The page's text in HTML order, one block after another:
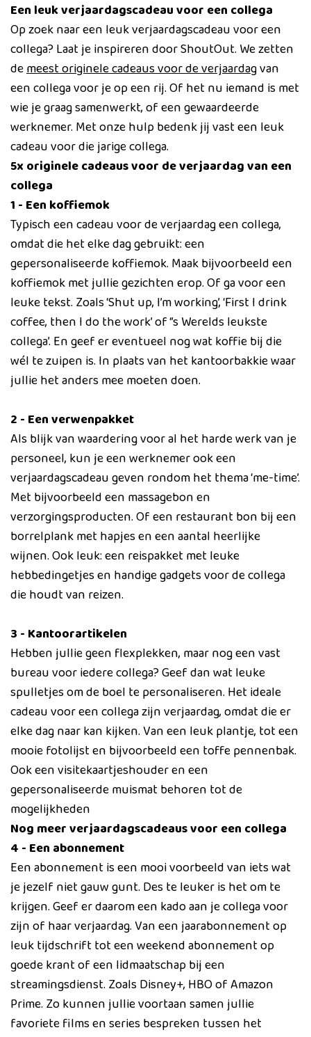
Een leuk verjaardagscadeau voor een collega
Op zoek naar een leuk verjaardagscadeau voor een
collega? Laat je inspireren door ShoutOut. We zetten
demeest originele cadeaus voor de verjaardagvan
een collega voor je op een rij. Of het nu iemand is met
wie je graag samenwerkt, of een gewaardeerde
werknemer. Met onze hulp bedenk jij vast een leuk
cadeau voor die jarige collega.
5x originele cadeaus voor de verjaardag van een
collega
1 - Een koffiemok
Typisch een cadeau voor de verjaardag een collega,
omdat die het elke dag gebruikt: een
gepersonaliseerde koffiemok. Maak bijvoorbeeld een
koffiemok met jullie gezichten erop. Of ga voor een
leuke tekst. Zoals ‘Shut up, I’m working’, ‘First I drink
coffee, then I do the work’ of ‘’s Werelds leukste
collega’. En geef er eventueel nog wat koffie bij die
wél te zuipen is. In plaats van het kantoorbakkie waar
jullie het anders mee moeten doen.
2 - Een verwenpakket
Als blijk van waardering voor al het harde werk van je
personeel, kun je een werknemer ook een
verjaardagscadeau geven rondom het thema ‘me-time’.
Met bijvoorbeeld een massagebon en
verzorgingsproducten. Of een restaurant bon bij een
borrelplank met hapjes en een aantal heerlijke
wijnen. Ook leuk: een reispakket met leuke
hebbedingetjes en handige gadgets voor de collega
die houdt van reizen.
3 - Kantoorartikelen
Hebben jullie geen flexplekken, maar nog een vast
bureau voor iedere collega? Geef dan wat leuke
spulletjes om de boel te personaliseren. Het ideale
cadeau voor een collega zijn verjaardag, omdat die er
elke dag naar kan kijken. Van een leuk plantje, tot een
mooie fotolijst en bijvoorbeeld een toffe pennenbak.
Ook een visitekaartjeshouder en een
gepersonaliseerde muismat behoren tot de
mogelijkheden
Nog meer verjaardagscadeaus voor een collega
4 - Een abonnement
Een abonnement is een mooi voorbeeld van iets wat
je jezelf niet gauw gunt. Des te leuker is het om te
krijgen. Geef er daarom een kado aan je collega voor
zijn of haar verjaardag. Van een jaarabonnement op
leuk tijdschrift tot een weekend abonnement op
goede krant of een lidmaatschap bij een
streamingsdienst. Zoals Disney+, HBO of Amazon
Prime. Zo kunnen jullie voortaan samen jullie
favoriete films en series bespreken tussen het